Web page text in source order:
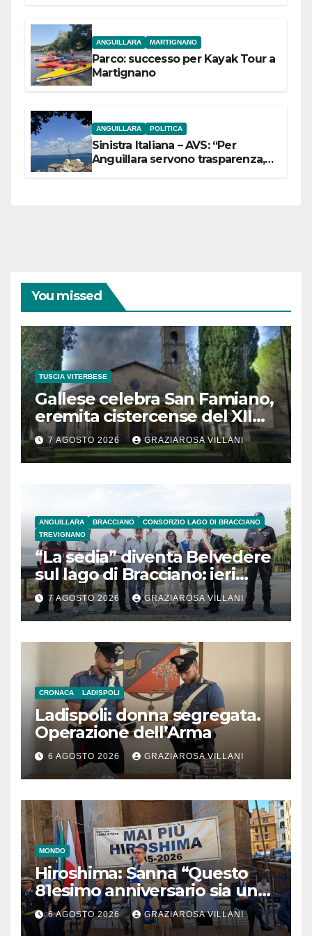
ANGUILLARA MARTIGNANO
Parco: successo per Kayak Tour a
Martignano
ANGUILLARA POLITICA
Sinistra Italiana – AVS: “Per
Anguillara servono trasparenza,
You missed
TUSCIA VITERBESE
Gallese celebra San Famiano,
eremita cistercense del XII
secolo
7 AGOSTO 2026 GRAZIAROSA VILLANI
ANGUILLARA BRACCIANO
CONSORZIO LAGO DI BRACCIANO
TREVIGNANO
“La sedia” diventa Belvedere
sul lago di Bracciano: ieri
l’inaugurazione
7 AGOSTO 2026 GRAZIAROSA VILLANI
CRONACA LADISPOLI
Ladispoli: donna segregata.
Operazione dell’Arma
6 AGOSTO 2026 GRAZIAROSA VILLANI
MONDO
Hiroshima: Sanna “Questo
81esimo anniversario sia un
monito per tutti”
6 AGOSTO 2026 GRAZIAROSA VILLANI